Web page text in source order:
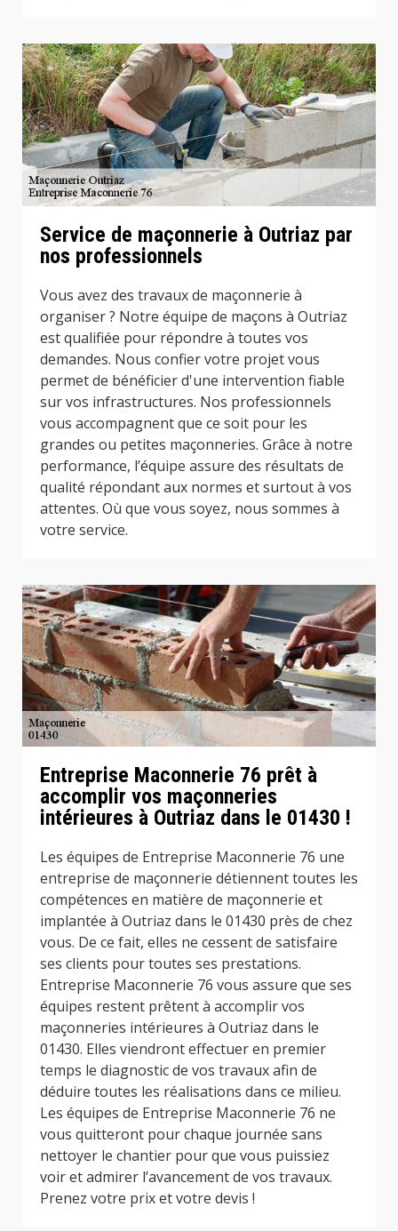
Service de maçonnerie à Outriaz par
nos professionnels
Vous avez des travaux de maçonnerie à
organiser ? Notre équipe de maçons à Outriaz
est qualifiée pour répondre à toutes vos
demandes. Nous confier votre projet vous
permet de bénéficier d'une intervention fiable
sur vos infrastructures. Nos professionnels
vous accompagnent que ce soit pour les
grandes ou petites maçonneries. Grâce à notre
performance, l’équipe assure des résultats de
qualité répondant aux normes et surtout à vos
attentes. Où que vous soyez, nous sommes à
votre service.
Entreprise Maconnerie 76 prêt à
accomplir vos maçonneries
intérieures à Outriaz dans le 01430 !
Les équipes de Entreprise Maconnerie 76 une
entreprise de maçonnerie détiennent toutes les
compétences en matière de maçonnerie et
implantée à Outriaz dans le 01430 près de chez
vous. De ce fait, elles ne cessent de satisfaire
ses clients pour toutes ses prestations.
Entreprise Maconnerie 76 vous assure que ses
équipes restent prêtent à accomplir vos
maçonneries intérieures à Outriaz dans le
01430. Elles viendront effectuer en premier
temps le diagnostic de vos travaux afin de
déduire toutes les réalisations dans ce milieu.
Les équipes de Entreprise Maconnerie 76 ne
vous quitteront pour chaque journée sans
nettoyer le chantier pour que vous puissiez
voir et admirer l’avancement de vos travaux.
Prenez votre prix et votre devis !